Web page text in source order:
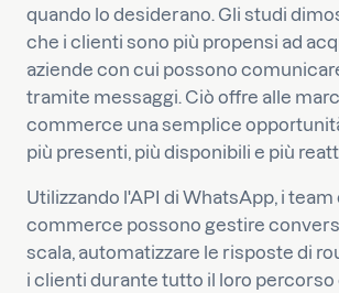
quando lo desiderano. Gli studi
che i clienti sono più propensi ad
aziende con cui possono
tramite messaggi. Ciò offre alle
commerce una semplice
più presenti, più disponibili e più
Utilizzando l'API di WhatsApp, i team
commerce possono gestire
scala, automatizzare le risposte di
i clienti durante tutto il loro percorso